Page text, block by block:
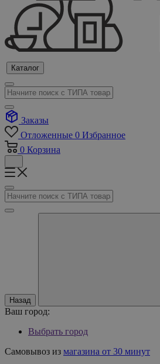
Каталог
Заказы
Отложенные 0 Избранное
0 Корзина
Назад
Ваш город:
Выбрать город
Самовывоз из магазина от 30 минут